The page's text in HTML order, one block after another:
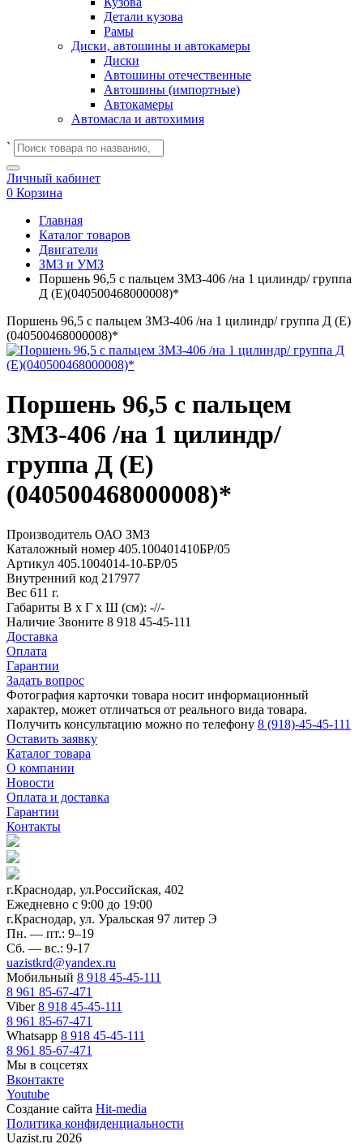
Детали кузова
Рамы
Диски, автошины и автокамеры
Диски
Автошины отечественные
Автошины (импортные)
Автокамеры
Автомасла и автохимия
`
Личный кабинет
0 Корзина
Главная
Каталог товаров
Двигатели
ЗМЗ и УМЗ
Поршень 96,5 с пальцем ЗМЗ-406 /на 1 цилиндр/ группа
Д (E)(040500468000008)*
Поршень 96,5 с пальцем ЗМЗ-406 /на 1 цилиндр/ группа Д (E)
(040500468000008)*
Поршень 96,5 с пальцем
ЗМЗ-406 /на 1 цилиндр/
группа Д (E)
(040500468000008)*
Производитель ОАО ЗМЗ
Каталожный номер 405.100401410БР/05
Артикул 405.1004014-10-БР/05
Внутренний код 217977
Вес 611 г.
Габариты В х Г х Ш (см): -//-
Наличие Звоните 8 918 45-45-111
Доставка
Оплата
Гарантии
Задать вопрос
Фотография карточки товара носит информационный
характер, может отличаться от реального вида товара.
Получить консультацию можно по телефону 8 (918)-45-45-111
Оставить заявку
Каталог товара
О компании
Новости
Оплата и доставка
Гарантии
Контакты
г.Краснодар, ул.Российская, 402
Ежедневно c 9:00 до 19:00
г.Краснодар, ул. Уральская 97 литер Э
Пн. — пт.: 9–19
Сб. — вс.: 9-17
uazistkrd@yandex.ru
Мобильный 8 918 45-45-111
8 961 85-67-471
Viber8 918 45-45-111
8 961 85-67-471
Whatsapp 8 918 45-45-111
8 961 85-67-471
Мы в соцсетях
Вконтакте
Youtube
Создание сайта Hit-media
Политика конфиденциальности
Uazist.ru 2026